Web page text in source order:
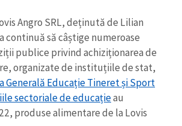
Angro SRL, deținută de Lilian
continuă să câștige numeroase
publice privind achiziționarea de
organizate de instituțiile de stat,
Generală Educație Tineret și Sport
sectoriale de educațieau
produse alimentare de la Lovis